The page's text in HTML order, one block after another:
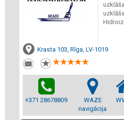
Krasta 103, Rīga, LV-1019
+371 28678809
WAZE
navigācija